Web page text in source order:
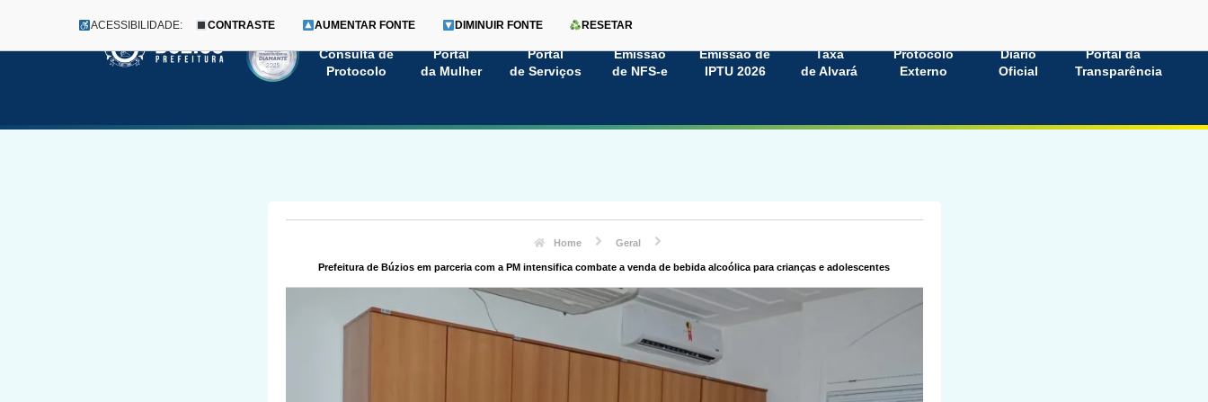
Pular
conteúdo
Menu
Consulta de
Protocolo
Portal
da Mulher
Portal
de Serviços
Emissão
de NFS-e
Emissão de
IPTU 2026
Taxa
de Alvará
Protocolo
Externo
Diário
Oficial
Portal da
Transparência
ACESSIBILIDADE: CONTRASTE AUMENTAR FONTE DIMINUIR FONTE RESETAR
Home Geral
Prefeitura de Búzios em parceria com a PM intensifica combate a venda de bebida alcoólica para crianças e adolescentes